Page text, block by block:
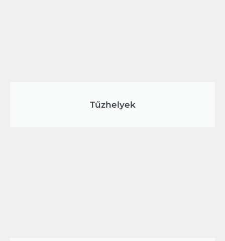
Tűzhelyek